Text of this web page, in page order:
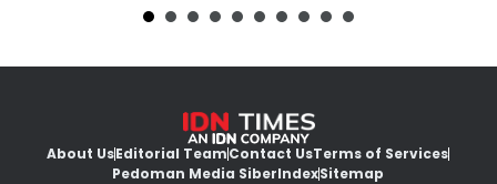
About UsEditorial TeamContact UsTerms of Services
Pedoman Media SiberIndexSitemap